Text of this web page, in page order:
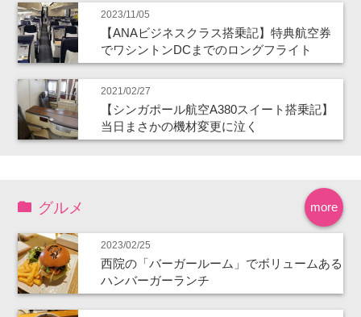
2023/11/05
【ANAビジネスクラス搭乗記】特典航空券
でワシントンDCまでのロングフライト
2021/02/27
【シンガポール航空A380スイート搭乗記】
当日まさかの機材変更に泣く
more
グルメ
2023/02/25
西院の「バーガールーム」でボリュームある
ハンバーガーランチ